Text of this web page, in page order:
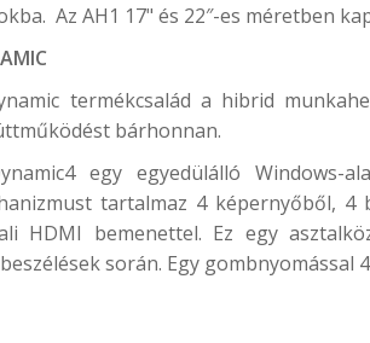
Az AH1 17" és 22″-es méretben
termékcsalád a hibrid
bárhonnan.
egy egyedülálló Windows-
tartalmaz 4 képernyőből,
HDMI bemenettel. Ez egy
során. Egy